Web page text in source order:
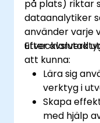
på plats) riktar
dataanalytiker
använder varje
Efter avslutad
att kunna:
Lära sig
verktyg i
Skapa
med hjälp